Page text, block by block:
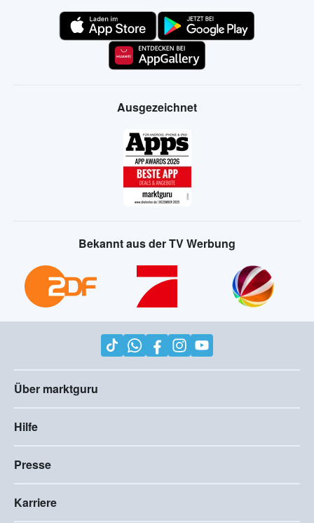
Ausgezeichnet
Bekannt aus der TV Werbung
Über marktguru
Hilfe
Presse
Karriere